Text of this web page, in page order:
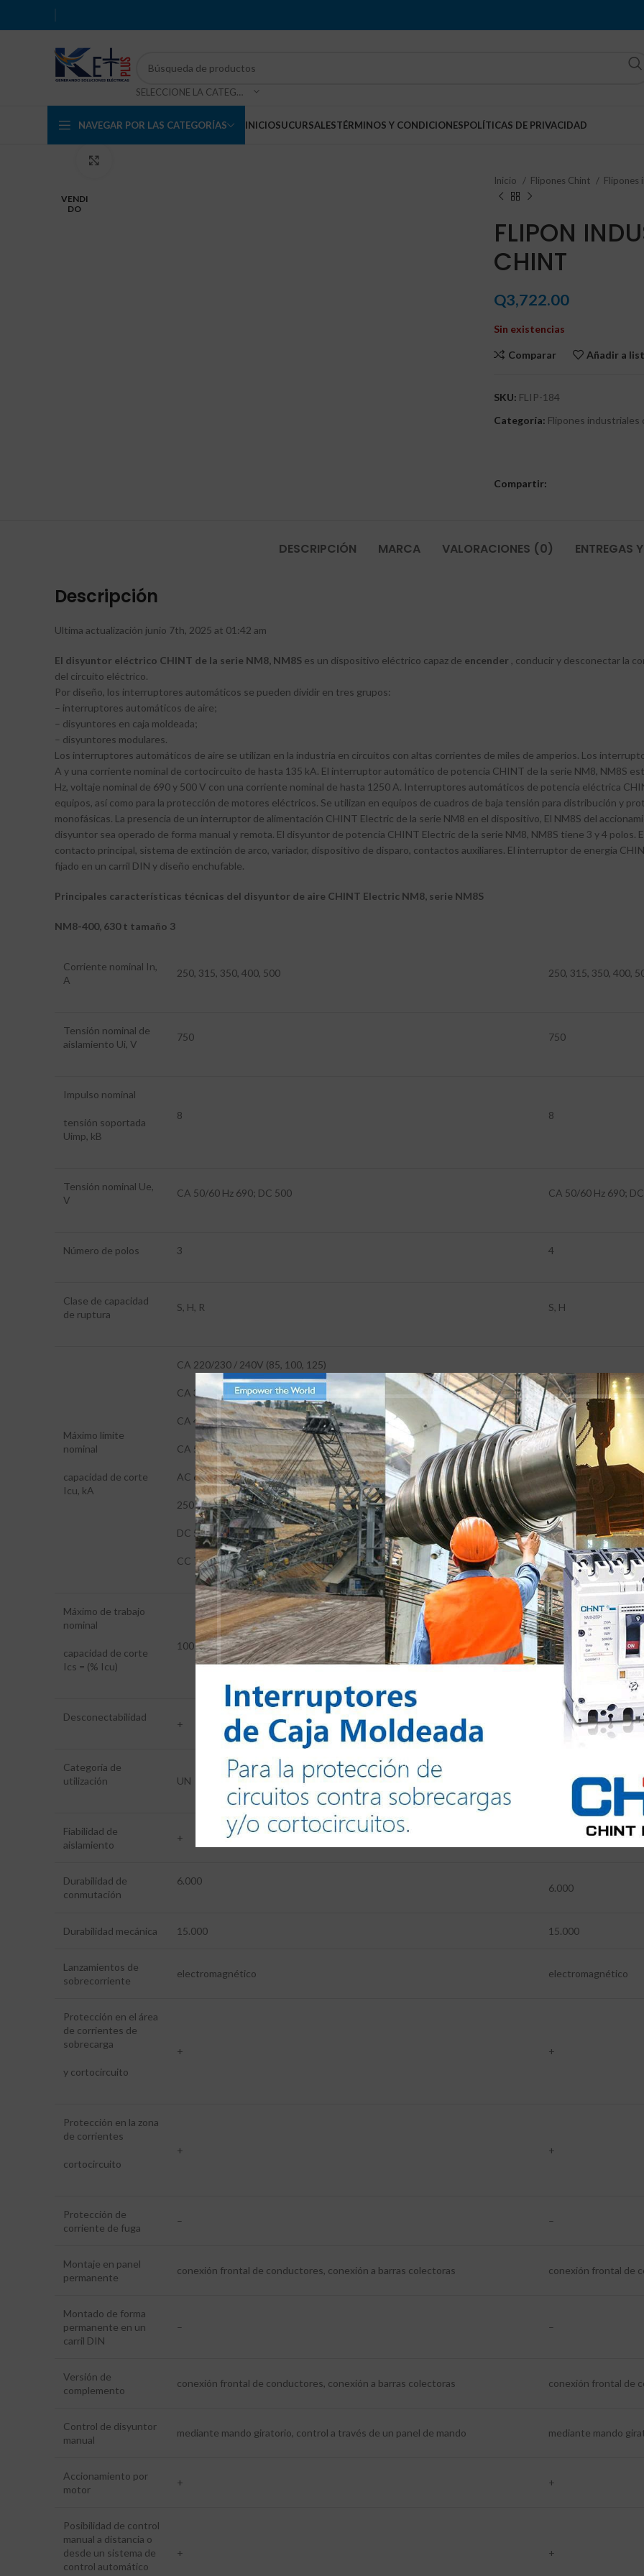
Todos los derechos reservados @2024
SELECCIONE LA CATEGORÍA
NAVEGAR POR LAS CATEGORÍAS INICIOSUCURSALESTÉRMINOS Y CONDICIONESPOLÍTICAS DE PRIVACIDAD
VENDI
DO
Inicio
Flipones Chint Flipones
FLIPON
CHINT
Q3,722.00
Sin existencias
Comparar Añadir a
SKU: FLIP-184
Categoría: Flipones industriales
Compartir:
DESCRIPCIÓN MARCA VALORACIONES (0) ENTREGAS
Descripción
Ultima actualización junio 7th, 2025 at 01:42 am
El disyuntor eléctrico CHINT de la serie NM8, NM8S es un dispositivo eléctrico capaz de encender , conducir y desconectar la
del circuito eléctrico.
Por diseño, los interruptores automáticos se pueden dividir en tres grupos:
– interruptores automáticos de aire;
– disyuntores en caja moldeada;
– disyuntores modulares.
Los interruptores automáticos de aire se utilizan en la industria en circuitos con altas corrientes de miles de amperios. Los
A y una corriente nominal de cortocircuito de hasta 135 kA. El interruptor automático de potencia CHINT de la serie NM8, NM8S
Hz, voltaje nominal de 690 y 500 V con una corriente nominal de hasta 1250 A. Interruptores automáticos de potencia eléctrica
equipos, así como para la protección de motores eléctricos. Se utilizan en equipos de cuadros de baja tensión para distribución y
monofásicas. La presencia de un interruptor de alimentación CHINT Electric de la serie NM8 en el dispositivo, El NM8S del
disyuntor sea operado de forma manual y remota. El disyuntor de potencia CHINT Electric de la serie NM8, NM8S tiene 3 y 4
contacto principal, sistema de extinción de arco, variador, dispositivo de disparo, contactos auxiliares. El interruptor de energía
fijado en un carril DIN y diseño enchufable.
Principales características técnicas del disyuntor de aire CHINT Electric NM8, serie NM8S
NM8-400, 630 t tamaño 3
Corriente nominal In,
A
250, 315, 350, 400, 500 250, 315, 350, 400,
Tensión nominal de
aislamiento Ui, V
750 750
Impulso nominal
tensión soportada
Uimp, kB
8 8
Tensión nominal Ue,
V
CA 50/60 Hz 690; DC 500 CA 50/60 Hz 690;
Número de polos 3 4
Clase de capacidad
de ruptura
S, H, R S, H
Máximo límite
nominal
capacidad de corte
Icu, kA
CA 220/230 / 240V (85, 100, 125)
CA 380 / 415B (70, 100, 125)
CA 440B (50, 85, 125)
CA 500B (35, 50, 70)
AC 660 / 690B (10, 20, 35)
250 V CC (1P) (-, 50, -)
DC 500B (2P) (-, 50, -)
CC 750B (3P) (-, 50, -)
CA 220/230 / 240V
CA 380 / 415B (70,
CA 440B (50, 85, 125)
CA 500B (35, 50, 70)
AC 660 / 690B (10,
Máximo de trabajo
nominal
capacidad de corte
Ics = (% Icu)
100 100
Desconectabilidad
+
Categoría de
utilización
UN
Fiabilidad de
aislamiento
+
Durabilidad de
conmutación
6.000
6.000
Durabilidad mecánica 15.000 15.000
Lanzamientos de
sobrecorriente
electromagnético electromagnético
Protección en el área
de corrientes de
sobrecarga
y cortocircuito
+ +
Protección en la zona
de corrientes
cortocircuito
+ +
Protección de
corriente de fuga
– –
Montaje en panel
permanente
conexión frontal de conductores, conexión a barras colectoras conexión frontal de
Montado de forma
permanente en un
carril DIN
– –
Versión de
complemento
conexión frontal de conductores, conexión a barras colectoras conexión frontal de
Control de disyuntor
manual
mediante mando giratorio, control a través de un panel de mando mediante mando
Accionamiento por
motor
+ +
Posibilidad de control
manual a distancia o
desde un sistema de
control automático
+ +